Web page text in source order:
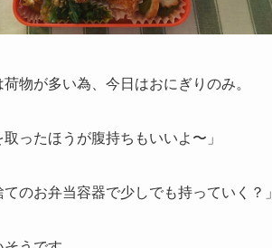
物が多い為、今日はおにぎりのみ。
取ったほうが腹持ちもいいよ〜」
てのお弁当容器で少しでも持っていく？